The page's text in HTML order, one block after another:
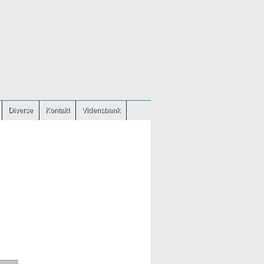
Diverse Kontakt Vidensbank